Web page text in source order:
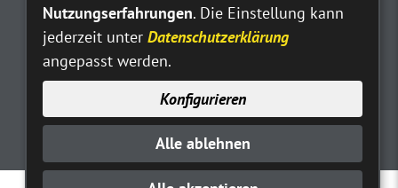
Nutzungserfahrungen. Die Einstellung kann
jederzeit unter Datenschutzerklärung
angepasst werden.
Konfigurieren
Alle ablehnen